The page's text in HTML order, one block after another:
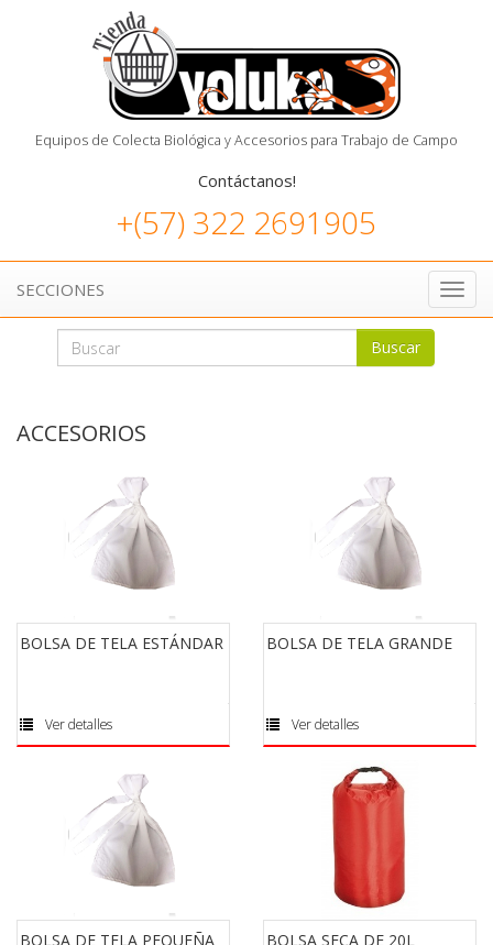
Equipos de Colecta Biológica y Accesorios para Trabajo de Campo
Contáctanos!
+(57) 322 2691905
SECCIONES
Buscar
ACCESORIOS
BOLSA DE TELA ESTÁNDAR
Ver detalles
BOLSA DE TELA GRANDE
Ver detalles
BOLSA DE TELA PEQUEÑA BOLSA SECA DE 20L